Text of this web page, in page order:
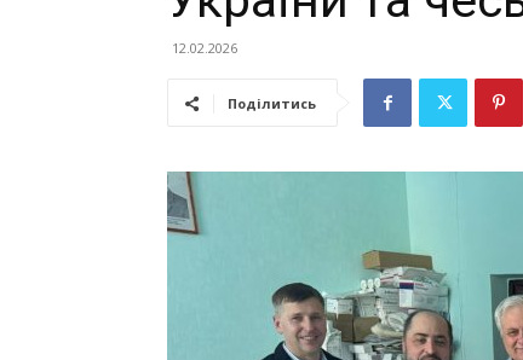
12.02.2026
Поділитись